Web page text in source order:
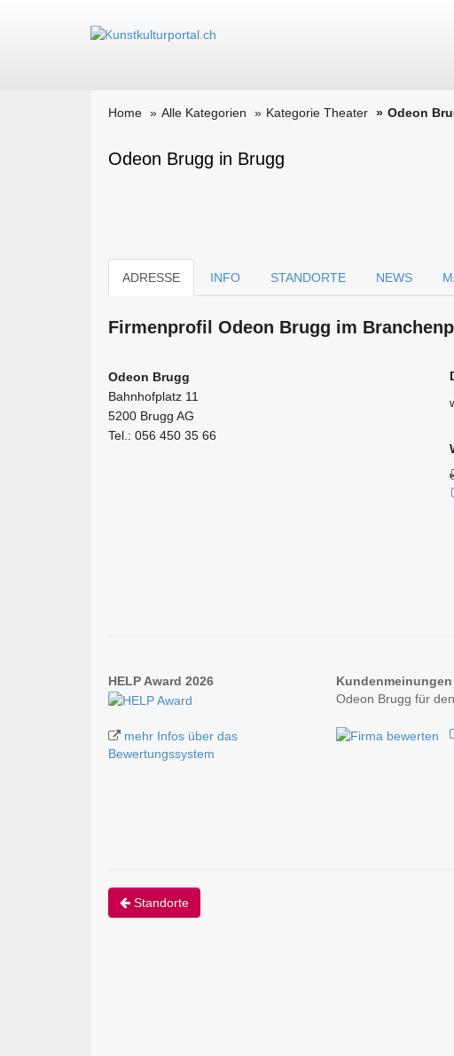
Home Alle Kategorien Kategorie Theater Odeon
Odeon Brugg in Brugg
ADRESSE INFO STANDORTE NEWS
Firmen­profil Odeon Brugg im
Odeon Brugg
Bahnhofplatz 11
5200 Brugg AG
Tel.: 056 450 35 66
HELP Award 2026
mehr Infos über das
Bewertungssystem
Kundenmeinungen
Odeon Brugg für
Standorte